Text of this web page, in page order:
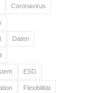
Coronavirus
Daten
ESG
Flexibilität